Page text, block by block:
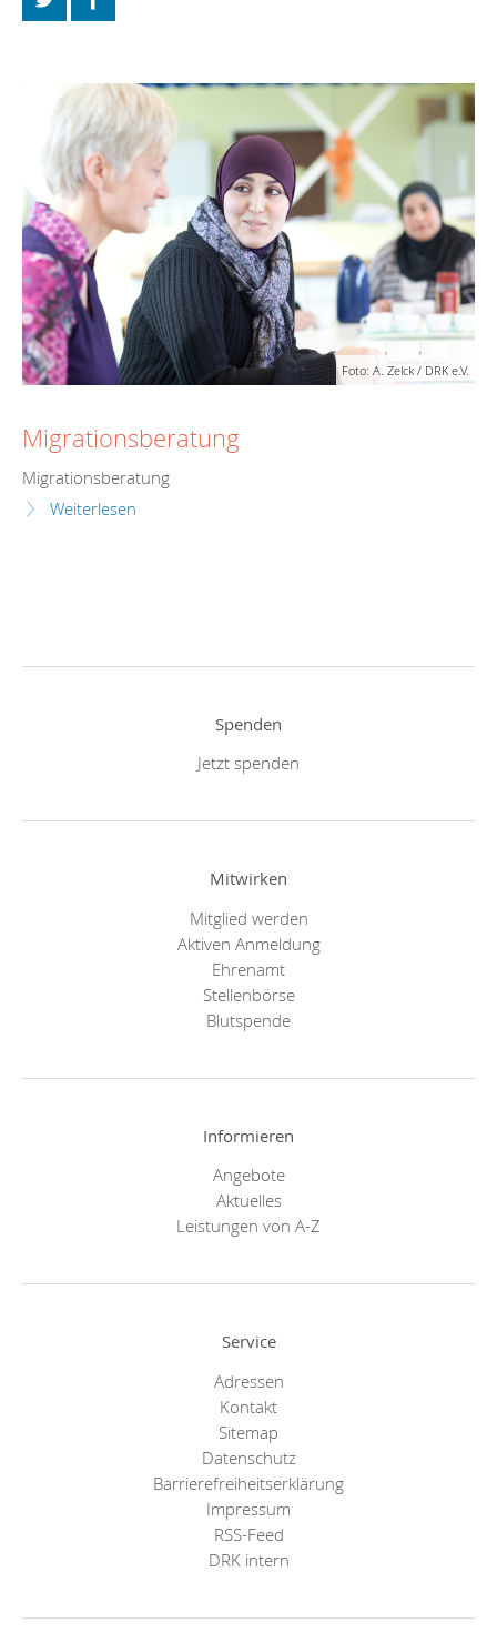
Foto: A. Zelck / DRK e.V.
Migrationsberatung
Migrationsberatung
Weiterlesen
Spenden
Jetzt spenden
Mitwirken
Mitglied werden
Aktiven Anmeldung
Ehrenamt
Stellenbörse
Blutspende
Informieren
Angebote
Aktuelles
Leistungen von A-Z
Service
Adressen
Kontakt
Sitemap
Datenschutz
Barrierefreiheitserklärung
Impressum
RSS-Feed
DRK intern